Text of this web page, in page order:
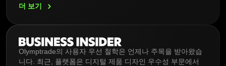
Olymptrade의 사용자 우선 철학은 언제나 주목을 받아왔습
니다. 최근, 플랫폼은 디지털 제품 디자인 우수성 부문에서
더 보기